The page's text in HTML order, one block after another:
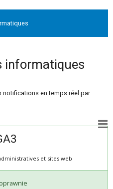
informatiques
en temps réel par
et sites web